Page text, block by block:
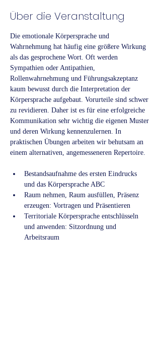
Über die Veranstaltung
Die emotionale Körpersprache und
Wahrnehmung hat häufig eine größere Wirkung
als das gesprochene Wort. Oft werden
Sympathien oder Antipathien,
Rollenwahrnehmung und Führungsakzeptanz
kaum bewusst durch die Interpretation der
Körpersprache aufgebaut. Vorurteile sind schwer
zu revidieren. Daher ist es für eine erfolgreiche
Kommunikation sehr wichtig die eigenen Muster
und deren Wirkung kennenzulernen. In
praktischen Übungen arbeiten wir behutsam an
einem alternativen, angemesseneren Repertoire.
Bestandsaufnahme des ersten Eindrucks
und das Körpersprache ABC
Raum nehmen, Raum ausfüllen, Präsenz
erzeugen: Vortragen und Präsentieren
Territoriale Körpersprache entschlüsseln
und anwenden: Sitzordnung und
Arbeitsraum